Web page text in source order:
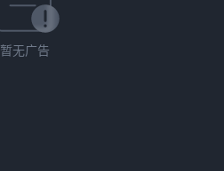
暂无广告